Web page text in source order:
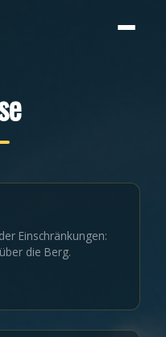
Einschränkungen:
die Berg.